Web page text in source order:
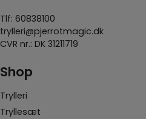
Tlf: 60838100
trylleri@pjerrotmagic.dk
CVR nr.: DK 31211719
Shop
Trylleri
Tryllesæt